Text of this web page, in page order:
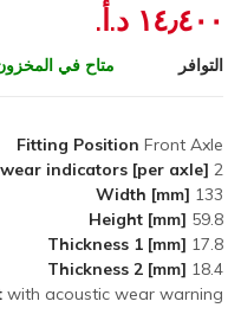
١٤٫٤٠٠ د.أ.‏
التوافر متاح في
Fitting Position Front Axle
indicators [per axle] 2
Width [mm] 133
Height [mm] 59.8
Thickness 1 [mm] 17.8
Thickness 2 [mm] 18.4
with acoustic wear warning